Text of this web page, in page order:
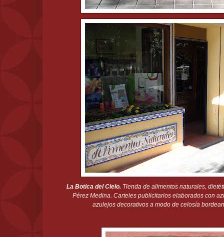
La Botica del Cielo.Tienda de alimentos naturales,
Pérez Medina. Carteles publicitarios elaborados con
azulejos decorativos a modo de celosía